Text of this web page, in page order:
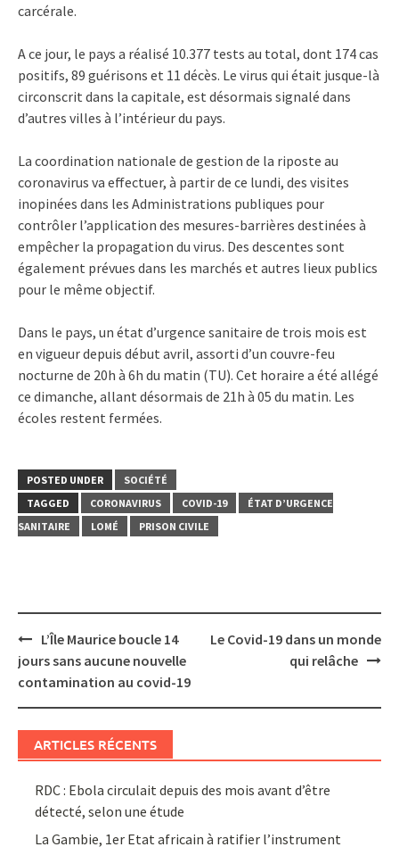
carcérale.
A ce jour, le pays a réalisé 10.377 tests au total, dont 174 cas
positifs, 89 guérisons et 11 décès. Le virus qui était jusque-là
circonscrit dans la capitale, est désormais signalé dans
d’autres villes à l’intérieur du pays.
La coordination nationale de gestion de la riposte au
coronavirus va effectuer, à partir de ce lundi, des visites
inopinées dans les Administrations publiques pour
contrôler l’application des mesures-barrières destinées à
empêcher la propagation du virus. Des descentes sont
également prévues dans les marchés et autres lieux publics
pour le même objectif.
Dans le pays, un état d’urgence sanitaire de trois mois est
en vigueur depuis début avril, assorti d’un couvre-feu
nocturne de 20h à 6h du matin (TU). Cet horaire a été allégé
ce dimanche, allant désormais de 21h à 05 du matin. Les
écoles restent fermées.
POSTED UNDER
SOCIÉTÉ
TAGGED
CORONAVIRUS COVID-19
ÉTAT D’URGENCE
SANITAIRE
LOMÉ PRISON CIVILE
Post
navigation
L’Île Maurice boucle 14
jours sans aucune nouvelle
contamination au covid-19
Le Covid-19 dans un monde
qui relâche
ARTICLES RÉCENTS
RDC : Ebola circulait depuis des mois avant d’être
détecté, selon une étude
La Gambie, 1er Etat africain à ratifier l’instrument